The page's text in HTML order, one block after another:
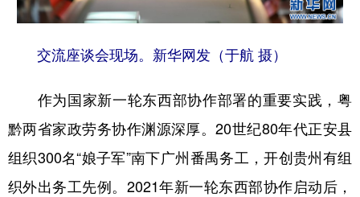
陕西 甘肃 青海 宁夏
新疆 内蒙古 黑龙江
多语种频道
Русский язык 日本語 한국어
交流座谈会现场。新华网发（于航 摄）
作为国家新一轮东西部协作部署的重要实践，粤
黔两省家政劳务协作渊源深厚。20世纪80年代正安县
组织300名“娘子军”南下广州番禺务工，开创贵州有组
织外出务工先例。2021年新一轮东西部协作启动后，